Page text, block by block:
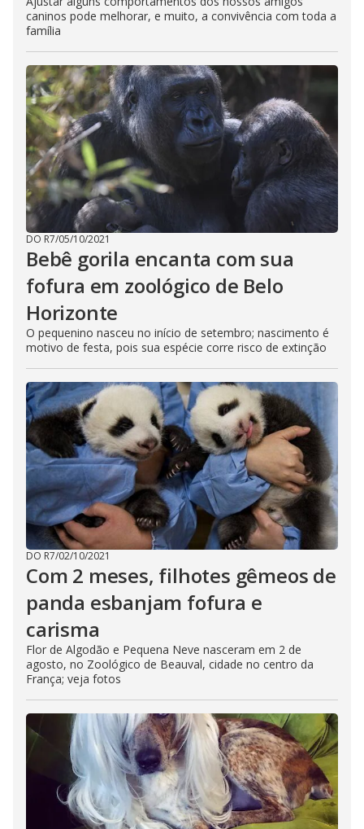
caninos pode melhorar, e muito, a convivência com toda a
família
DO R7/05/10/2021
Bebê gorila encanta com sua
fofura em zoológico de Belo
Horizonte
O pequenino nasceu no início de setembro; nascimento é
motivo de festa, pois sua espécie corre risco de extinção
DO R7/02/10/2021
Com 2 meses, filhotes gêmeos de
panda esbanjam fofura e
carisma
Flor de Algodão e Pequena Neve nasceram em 2 de
agosto, no Zoológico de Beauval, cidade no centro da
França; veja fotos